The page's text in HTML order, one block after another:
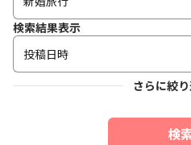
検索結果表示
投稿日時
さらに絞
検